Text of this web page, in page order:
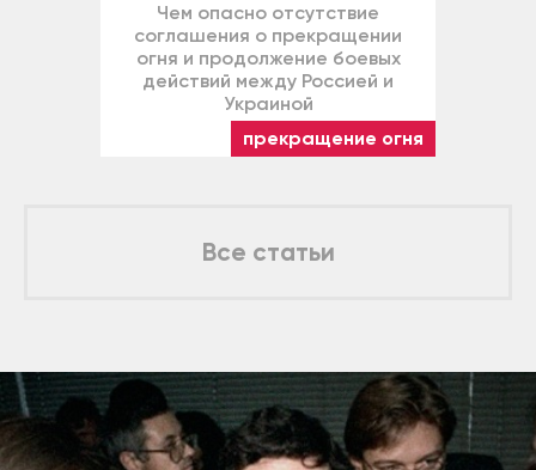
Чем опасно отсутствие
соглашения о прекращении
огня и продолжение боевых
действий между Россией и
Украиной
прекращение огня
Все статьи